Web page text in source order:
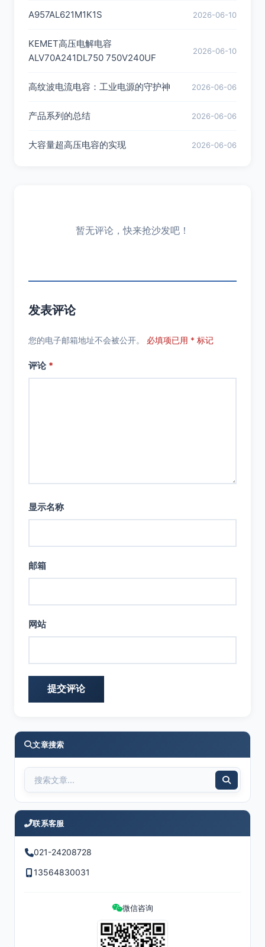
A957AL621M1K1S 2026-06-10
KEMET高压电解电容
ALV70A241DL750 750V240UF
2026-06-10
高纹波电流电容：工业电源的守护神 2026-06-06
产品系列的总结 2026-06-06
大容量超高压电容的实现 2026-06-06
暂无评论，快来抢沙发吧！
发表评论
您的电子邮箱地址不会被公开。 必填项已用 * 标记
评论 *
显示名称
邮箱
网站
文章搜索
联系客服
021-24208728
13564830031
微信咨询